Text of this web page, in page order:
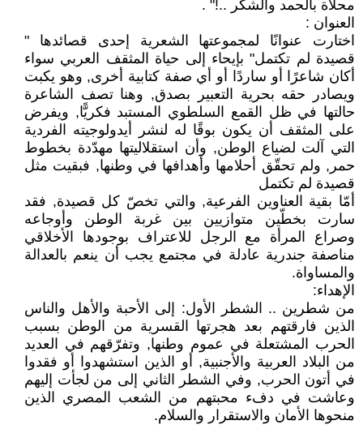
محلاة بالحمد والشكر ..!" .
العنوان :
اختارت عنوانًا لمجموعتها الشعرية إحدى قصائدها "
قصيدة لم تكتمل" بإيحاء إلى حياة المثقف العربي سواء
أكان شاعرًا أو ساردًا أو أي صفة كتابية أخرى, وهو يكبت
ويصادر حقه بحرية التعبير بصدق, وهنا تصف الشاعرة
حالتها في ظل القمع السلطوي المستبد فكريًّا, ويفرض
على المثقف أن يكون بوقًا له لنشر أيدولوجيته الفردية
التي آلت لضياع الوطن, وأن استقلاليتها مهدّدة بخطوط
حمر, ولم تحقّق أحلامها وأهدافها في وطنها, فبقيت مثل
قصيدة لم تكتمل
أمّا بقية العناوين الفرعية, والتي تخصّ كل قصيدة, فقد
سارت بخطّين متوازيين بين غربة الوطن وأوجاعه
وصراع المرأة مع الرجل للاعتراف بوجودها الأخلاقي
مناصفة جندرية عادلة في مجتمع يجب أن ينعم بالعدالة
والمساواة.
الإهداء:
من شطرين .. الشطر الأول: إلى الأحبة والأهل والناس
الذين فارقتهم بعد هجرتها القسرية من الوطن بسبب
الحرب المشتعلة في عموم وطنها, وتفرّقهم في العديد
من البلاد العربية والأجنبية, أو الذين استشهدوا أو فقدوا
في أتون الحرب, وفي الشطر الثاني إلى من لجأت إليهم
وعاشت في دفء محبتهم من الشعب المصري الذين
منحوها الأمان والاستقرار والسلام.